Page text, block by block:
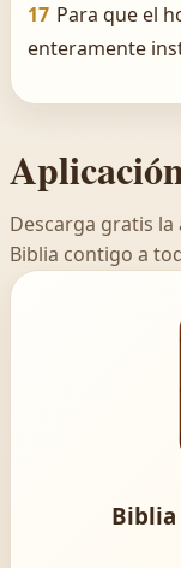
17 Para que el
enteramente
Descarga gratis
Biblia contigo a
Biblia